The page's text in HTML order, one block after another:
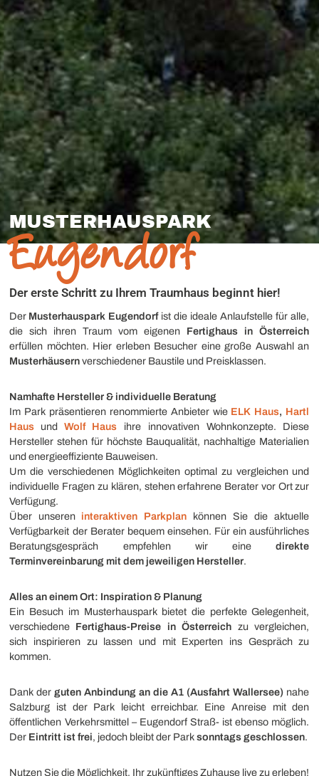
MUSTERHAUSPARK
Eugendorf
Der erste Schritt zu Ihrem Traumhaus beginnt hier!
Der Musterhauspark Eugendorfist die ideale Anlaufstelle für alle,
die sich ihren Traum vom eigenen Fertighaus in Österreich
erfüllen möchten. Hier erleben Besucher eine große Auswahl an
Musterhäusernverschiedener Baustile und Preisklassen.
Namhafte Hersteller & individuelle Beratung
Im Park präsentieren renommierte Anbieter wie ELK Haus, Hartl
Haus undWolf Haus ihre innovativen Wohnkonzepte. Diese
Hersteller stehen für höchste Bauqualität, nachhaltige Materialien
und energieeffiziente Bauweisen.
Um die verschiedenen Möglichkeiten optimal zu vergleichen und
individuelle Fragen zu klären, stehen erfahrene Berater vor Ort zur
Verfügung.
Über unseren interaktiven Parkplan können Sie die aktuelle
Verfügbarkeit der Berater bequem einsehen. Für ein ausführliches
Beratungsgespräch empfehlen wir einedirekte
Terminvereinbarung mit dem jeweiligen Hersteller.
Alles an einem Ort: Inspiration & Planung
Ein Besuch im Musterhauspark bietet die perfekte Gelegenheit,
verschiedene Fertighaus-Preise in Österreich zu vergleichen,
sich inspirieren zu lassen und mit Experten ins Gespräch zu
kommen.
Dank derguten Anbindung an die A1 (Ausfahrt Wallersee) nahe
Salzburg ist der Park leicht erreichbar. Eine Anreise mit den
öffentlichen Verkehrsmittel – Eugendorf Straß- ist ebenso möglich.
Der Eintritt ist frei, jedoch bleibt der Parksonntags geschlossen.
Nutzen Sie die Möglichkeit, Ihr zukünftiges Zuhause live zu erleben!